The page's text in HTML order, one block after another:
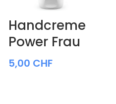
Handcreme
Power Frau
5,00 CHF